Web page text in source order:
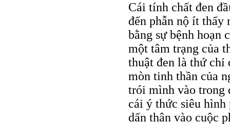
Cái tính chất đen
đến phẫn nộ ít
bằng sự bệnh hoạn
một tâm trạng của
thuật đen là thứ chỉ
mòn tinh thần của
trói mình vào trong
cái ý thức siêu hình
dấn thân vào cuộc